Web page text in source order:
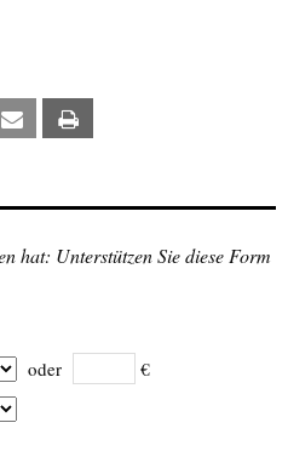
Email
hat: Unterstützen Sie diese Form
oder €